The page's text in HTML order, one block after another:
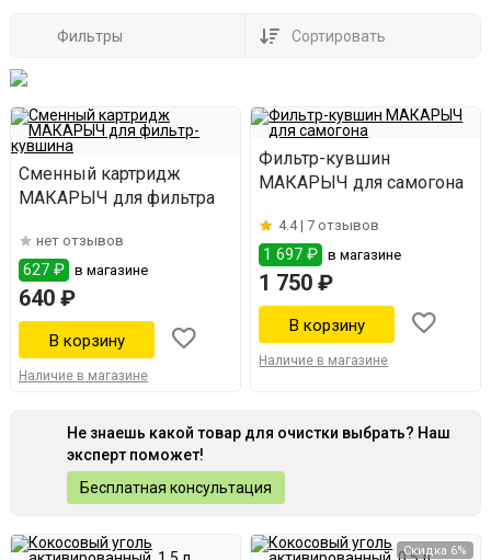
Фильтры Сортировать
Сменный картридж
МАКАРЫЧ для фильтра
нет отзывов
627 ₽ в магазине
640 ₽
Наличие в магазине
Фильтр-кувшин
МАКАРЫЧ для самогона
4.4 |7 отзывов
1 697 ₽ в магазине
1 750 ₽
Наличие в магазине
Не знаешь какой товар для очистки выбрать? Наш
эксперт поможет!
Бесплатная консультация
Скидка 6%